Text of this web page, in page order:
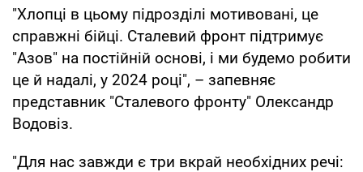
"Хлопці в цьому підрозділі мотивовані, це
справжні бійці. Сталевий фронт підтримує
"Азов" на постійній основі, і ми будемо робити
це й надалі, у 2024 році", – запевняє
представник "Сталевого фронту" Олександр
Водовіз.
"Для нас завжди є три вкрай необхідних речі: